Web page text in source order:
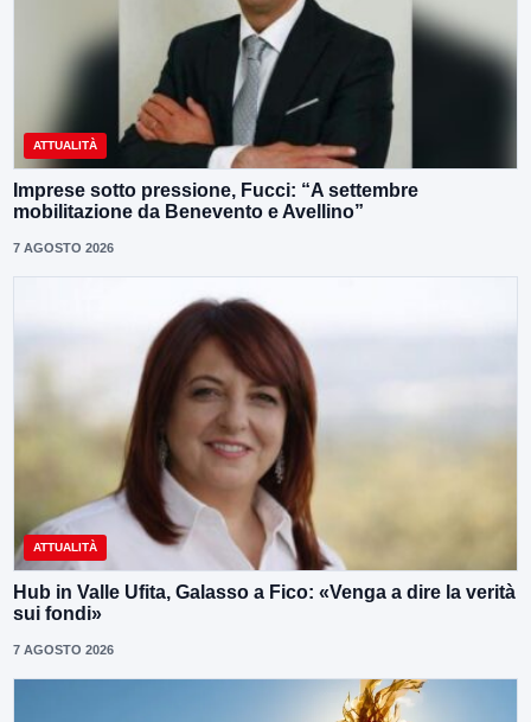
ATTUALITÀ
Imprese sotto pressione, Fucci: “A settembre
mobilitazione da Benevento e Avellino”
7 AGOSTO 2026
ATTUALITÀ
Hub in Valle Ufita, Galasso a Fico: «Venga a dire la verità
sui fondi»
7 AGOSTO 2026